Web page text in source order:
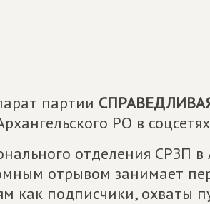
партии
РО в
отделения СРЗП в
отрывом занимает
как подписчики, охваты